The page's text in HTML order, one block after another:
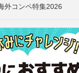
外コンペ特集2026